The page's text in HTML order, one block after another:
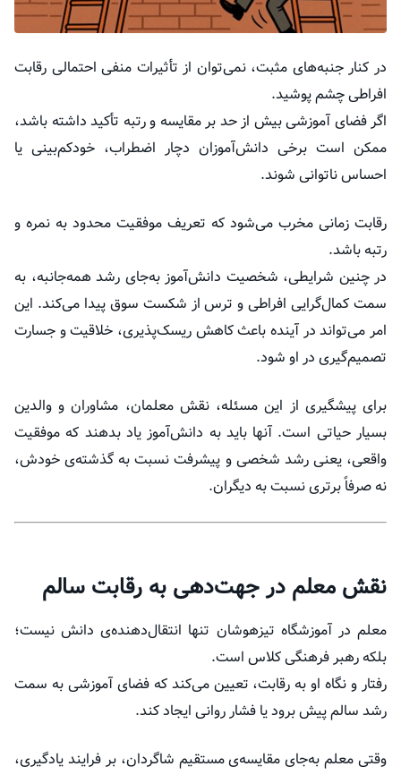
در کنار جنبه‌های مثبت، نمی‌توان از تأثیرات منفی احتمالی رقابت
افراطی چشم پوشید.
اگر فضای آموزشی بیش از حد بر مقایسه و رتبه تأکید داشته باشد،
ممکن است برخی دانش‌آموزان دچار اضطراب، خودکم‌بینی یا
احساس ناتوانی شوند.
رقابت زمانی مخرب می‌شود که تعریف موفقیت محدود به نمره و
رتبه باشد.
در چنین شرایطی، شخصیت دانش‌آموز به‌جای رشد همه‌جانبه، به
سمت کمال‌گرایی افراطی و ترس از شکست سوق پیدا می‌کند. این
امر می‌تواند در آینده باعث کاهش ریسک‌پذیری، خلاقیت و جسارت
تصمیم‌گیری در او شود.
برای پیشگیری از این مسئله، نقش معلمان، مشاوران و والدین
بسیار حیاتی است. آنها باید به دانش‌آموز یاد بدهند که موفقیت
واقعی، یعنی رشد شخصی و پیشرفت نسبت به گذشته‌ی خودش،
نه صرفاً برتری نسبت به دیگران.
نقش معلم در جهت‌دهی به رقابت سالم
معلم در آموزشگاه تیزهوشان تنها انتقال‌دهنده‌ی دانش نیست؛
بلکه رهبر فرهنگی کلاس است.
رفتار و نگاه او به رقابت، تعیین می‌کند که فضای آموزشی به سمت
رشد سالم پیش برود یا فشار روانی ایجاد کند.
وقتی معلم به‌جای مقایسه‌ی مستقیم شاگردان، بر فرایند یادگیری،